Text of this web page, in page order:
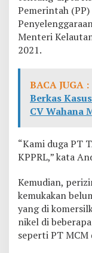
Pemerintah
Menteri
2021.
BACA JUGA :
Berkas
CV Wahana
“Kami duga PT
KPPRL,” kata
Kemudian,
kemukakan
yang di
nikel di
seperti PT MCM